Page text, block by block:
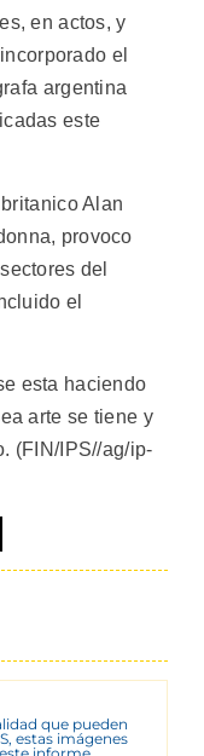
en actos, y
el
argentina
este
Alan
provoco
del
el
esta haciendo
arte se tiene y
(FIN/IPS//ag/ip-
que pueden
estas imágenes